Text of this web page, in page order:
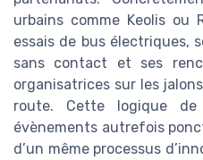
urbains comme Keolis ou
essais de bus électriques,
sans contact et ses
organisatrices sur les
route. Cette logique de
évènements autrefois
d’un même processus